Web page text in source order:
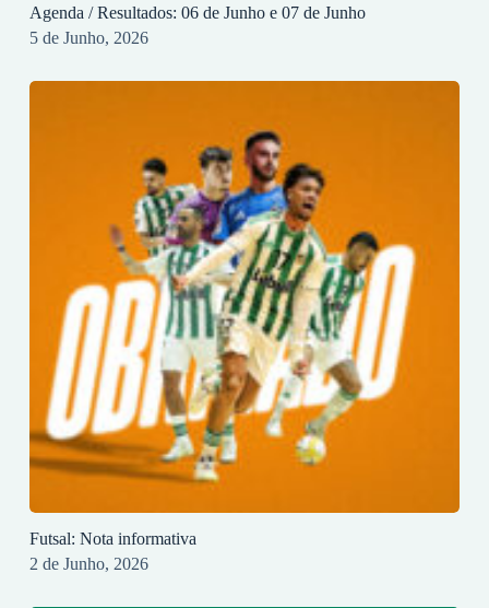
Agenda / Resultados: 06 de Junho e 07 de Junho
5 de Junho, 2026
Futsal: Nota informativa
2 de Junho, 2026